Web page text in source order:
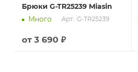
Брюки G-TR25239 Miasin
Много
Арт.: G-TR25239
от 3 690 ₽